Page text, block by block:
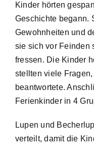
Kinder hörten
Geschichte begann.
Gewohnheiten und
sie sich vor Feinden
fressen. Die Kinder
stellten viele
beantwortete.
Ferienkinder in 4
Lupen und
verteilt, damit die